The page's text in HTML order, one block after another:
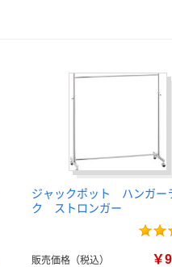
ジャックポット ハンガー
ク ストロンガー
販売価格（税込） ￥